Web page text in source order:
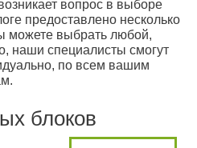
вопрос в выборе
предоставлено несколько
можете выбрать любой,
наши специалисты смогут
по всем вашим
блоков